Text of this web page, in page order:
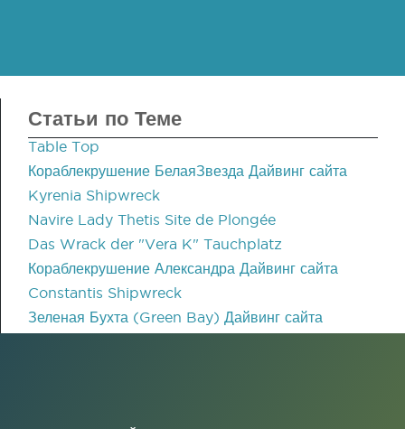
Статьи по Теме
Table Top
Кораблекрушение БелаяЗвезда Дайвинг сайта
Kyrenia Shipwreck
Navire Lady Thetis Site de Plongée
Das Wrack der "Vera K" Tauchplatz
Кораблекрушение Александра Дайвинг сайта
Constantis Shipwreck
Зеленая Бухта (Green Bay) Дайвинг сайта